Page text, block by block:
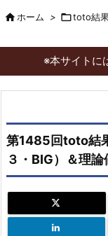
ホーム > toto結
※本サイトに
第1485回toto結
３・BIG）＆理論